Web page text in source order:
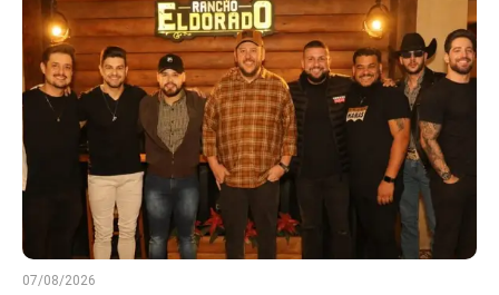
07/08/2026